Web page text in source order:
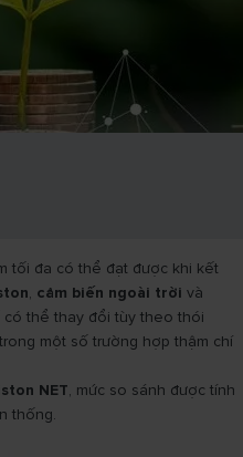
tối đa có thể đạt được khi kết
, cảm biến ngoài trời và
có thể thay đổi tùy theo thói
một số trường hợp thậm chí
NET, mức so sánh được tính
thống.